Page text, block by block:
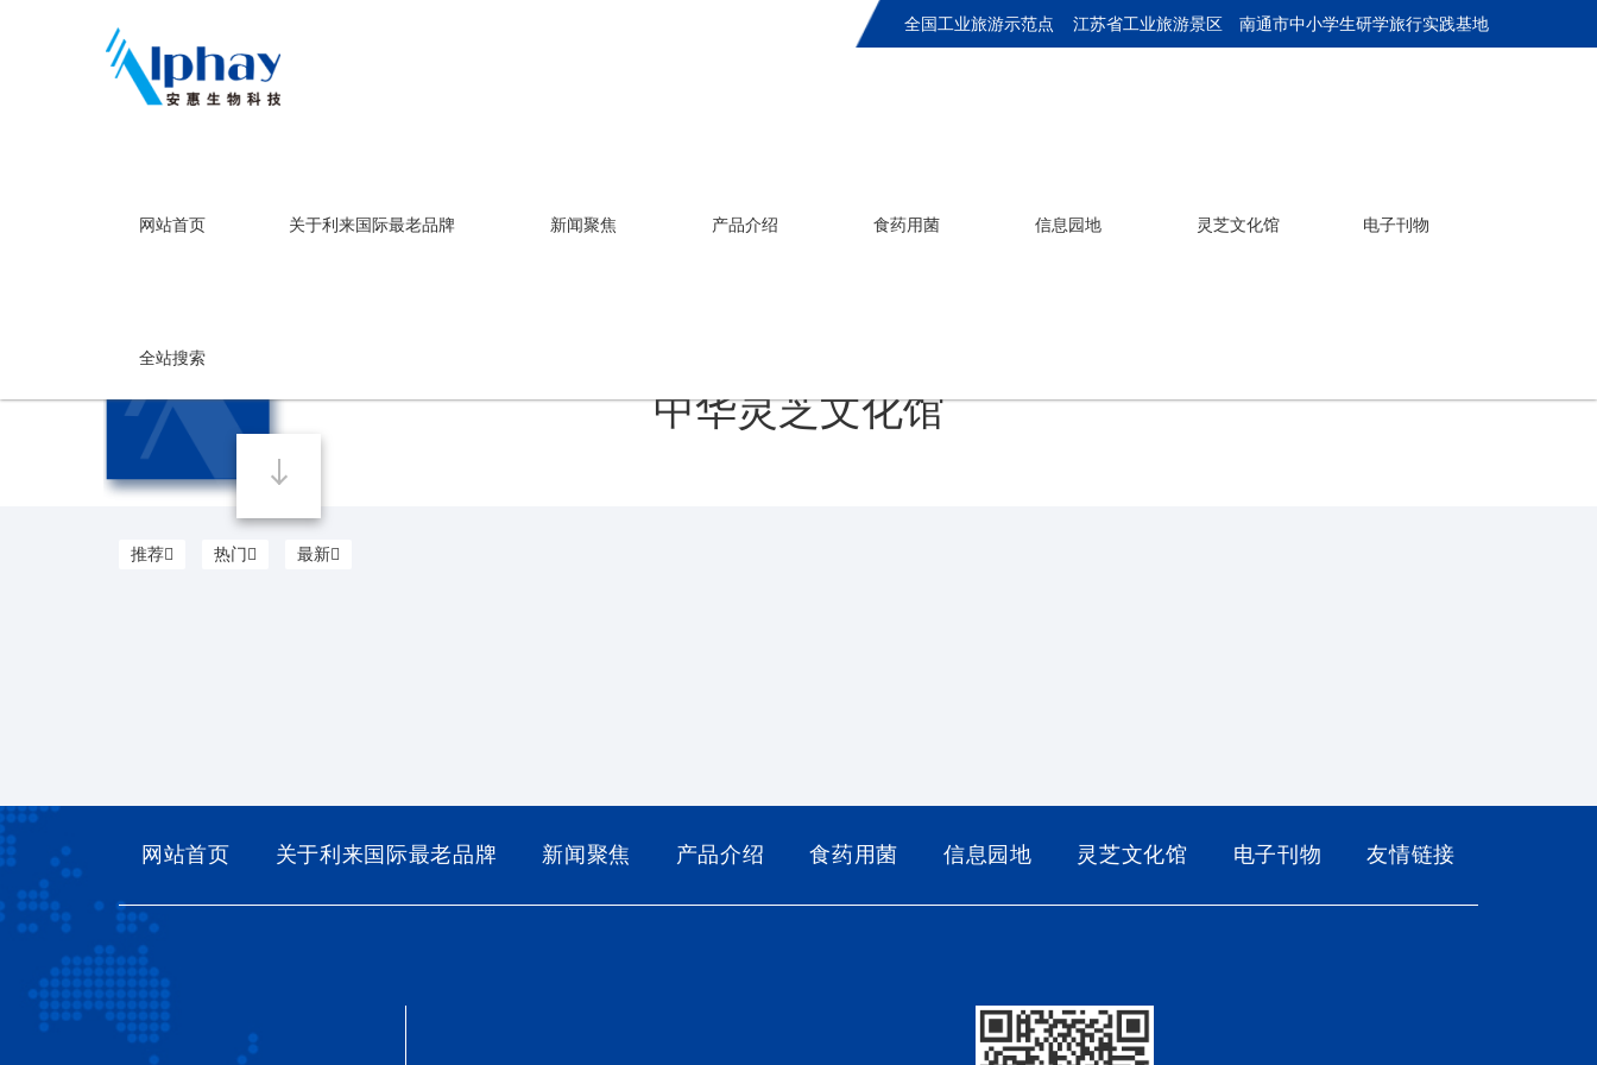
全国工业旅游示范点 江苏省工业旅游景区 南通市中小学生研学旅行实践基地
网站首页 关于利来国际最老品牌 新闻聚焦 产品介绍 食药用菌 信息园地 灵芝文化馆 电子刊物
全站搜索
中华灵芝文化馆
推荐 热门 最新
网站首页 关于利来国际最老品牌 新闻聚焦 产品介绍 食药用菌 信息园地 灵芝文化馆 电子刊物 友情链接